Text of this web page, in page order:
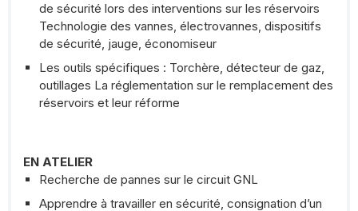
de sécurité lors des interventions sur les réservoirs
Technologie des vannes, électrovannes, dispositifs
de sécurité, jauge, économiseur
Les outils spécifiques : Torchère, détecteur de gaz,
outillages La réglementation sur le remplacement des
réservoirs et leur réforme
EN ATELIER
Recherche de pannes sur le circuit GNL
Apprendre à travailler en sécurité, consignation d’un